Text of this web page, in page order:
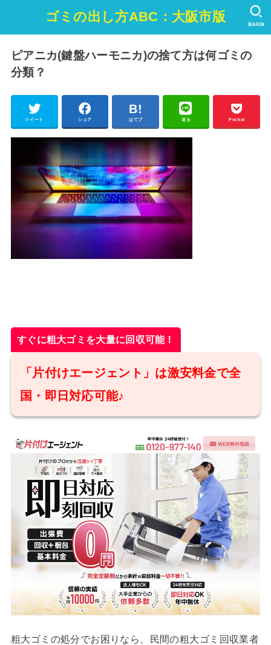
ゴミの出し方ABC：大阪市版 SEARCH
ピアニカ(鍵盤ハーモニカ)の捨て方は何ゴミの
分類？
ツイート シェア はてブ 送る Pocket
すぐに粗大ゴミを大量に回収可能！
「片付けエージェント」は激安料金で全
国・即日対応可能♪
粗大ゴミの処分でお困りなら、民間の粗大ゴミ回収業者